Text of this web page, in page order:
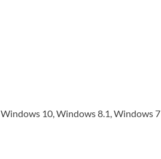
10, Windows 8.1, Windows 7